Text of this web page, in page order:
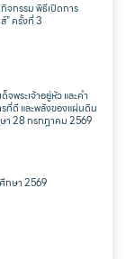
จกรรม พิธีเปิดการ
” ครั้งที่ 3
พระเจ้าอยู่หัว และคำ
ที่ดี และพลังของแผ่นดิน
ษา 28 กรกฎาคม 2569
กษา 2569